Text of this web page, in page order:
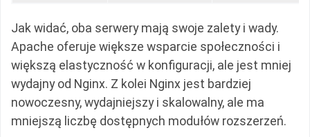
Jak widać, oba serwery mają swoje zalety i wady.
Apache oferuje większe wsparcie społeczności i
większą elastyczność w konfiguracji, ale jest mniej
wydajny od Nginx. Z kolei Nginx jest bardziej
nowoczesny, wydajniejszy i skalowalny, ale ma
mniejszą liczbę dostępnych modułów rozszerzeń.